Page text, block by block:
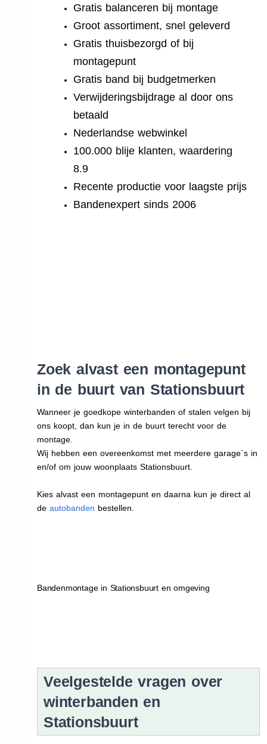
Gratis balanceren bij montage
Groot assortiment, snel geleverd
Gratis thuisbezorgd of bij
montagepunt
Gratis band bij budgetmerken
Verwijderingsbijdrage al door ons
betaald
Nederlandse webwinkel
100.000 blije klanten, waardering
8.9
Recente productie voor laagste prijs
Bandenexpert sinds 2006
Zoek alvast een montagepunt
in de buurt van Stationsbuurt
Wanneer je goedkope winterbanden of stalen velgen bij
ons koopt, dan kun je in de buurt terecht voor de
montage.
Wij hebben een overeenkomst met meerdere garage`s in
en/of om jouw woonplaats Stationsbuurt.
Kies alvast een montagepunt en daarna kun je direct al
de autobanden bestellen.
Bandenmontage in Stationsbuurt en omgeving
Veelgestelde vragen over
winterbanden en
Stationsbuurt